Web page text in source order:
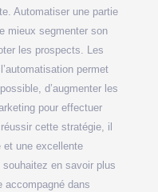
Automatiser une partie
mieux segmenter son
les prospects. Les
permet
d’augmenter les
pour effectuer
cette stratégie, il
et une excellente
en savoir plus
accompagné dans